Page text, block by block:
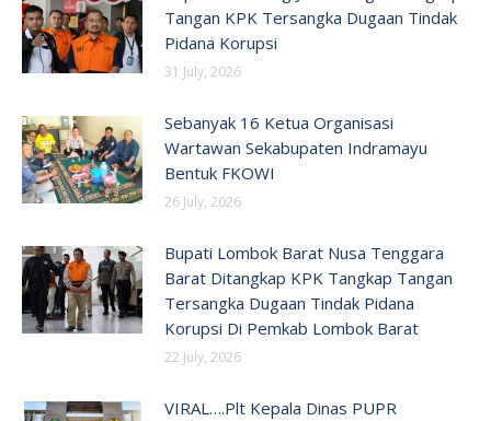
Tangan KPK Tersangka Dugaan Tindak
Pidana Korupsi
31 July, 2026
Sebanyak 16 Ketua Organisasi
Wartawan Sekabupaten Indramayu
Bentuk FKOWI
26 July, 2026
Bupati Lombok Barat Nusa Tenggara
Barat Ditangkap KPK Tangkap Tangan
Tersangka Dugaan Tindak Pidana
Korupsi Di Pemkab Lombok Barat
22 July, 2026
VIRAL….Plt Kepala Dinas PUPR